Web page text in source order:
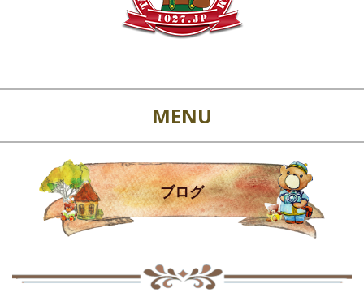
MENU
ブログ